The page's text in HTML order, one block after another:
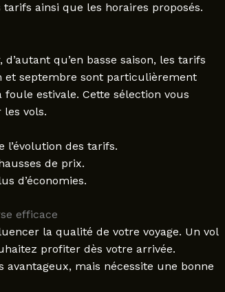
ainsi que les horaires proposés.
qu’en basse saison, les tarifs
et septembre sont particulièrement
estivale. Cette sélection vous
vols.
des tarifs.
de prix.
d’économies.
efficace
la qualité de votre voyage. Un vol
profiter dès votre arrivée.
mais nécessite une bonne